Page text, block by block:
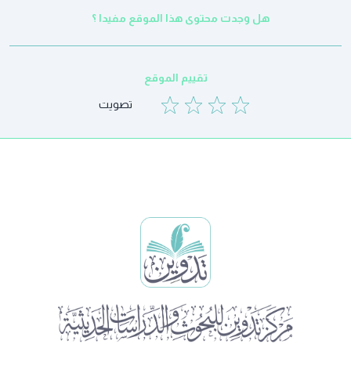
هل وجدت محتوى هذا الموقع مفيدا ؟
تقييم الموقع
تصويت